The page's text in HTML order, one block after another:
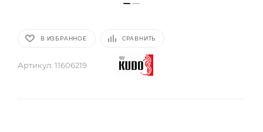
В ИЗБРАННОЕ СРАВНИТЬ
Артикул: 11606219